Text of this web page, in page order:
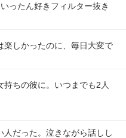
ったん好きフィルター抜き
楽しかったのに、毎日大変で
ちの彼に。いつまでも2人
だった。泣きながら話しし